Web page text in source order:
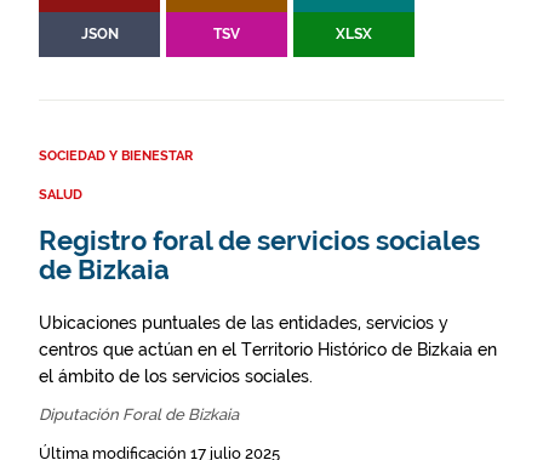
JSON TSV XLSX
SOCIEDAD Y BIENESTAR
SALUD
Registro foral de servicios sociales
de Bizkaia
Ubicaciones puntuales de las entidades, servicios y
centros que actúan en el Territorio Histórico de Bizkaia en
el ámbito de los servicios sociales.
Diputación Foral de Bizkaia
Última modificación 17 julio 2025